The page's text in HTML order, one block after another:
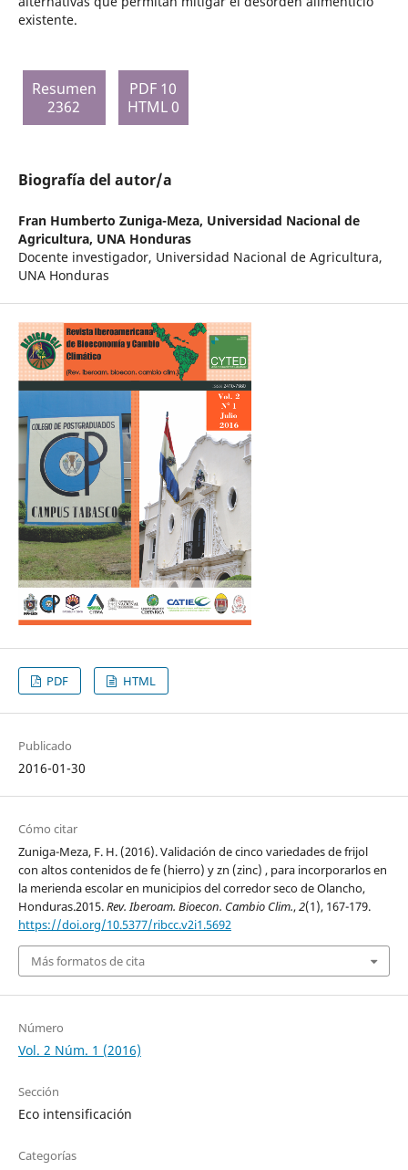
existente.
Resumen
2362
PDF 10
HTML 0
Biografía del autor/a
Fran Humberto Zuniga-Meza, Universidad Nacional de
Agricultura, UNA Honduras
Docente investigador, Universidad Nacional de Agricultura,
UNA Honduras
PDF HTML
Publicado
2016-01-30
Cómo citar
Zuniga-Meza, F. H. (2016). Validación de cinco variedades de frijol
con altos contenidos de fe (hierro) y zn (zinc) , para incorporarlos en
la merienda escolar en municipios del corredor seco de Olancho,
Honduras.2015.Rev. Iberoam. Bioecon. Cambio Clim.,2(1), 167-179.
https://doi.org/10.5377/ribcc.v2i1.5692
Más formatos de cita
Número
Vol. 2 Núm. 1 (2016)
Sección
Eco intensificación
Categorías